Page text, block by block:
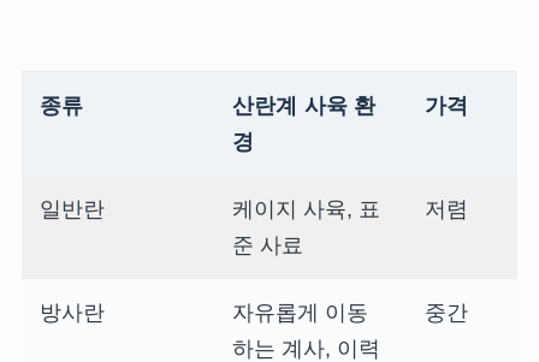
종류
산란계 사육 환
경
가격
일반란
케이지 사육, 표
준 사료
저렴
방사란
자유롭게 이동
하는 계사, 이력
중간